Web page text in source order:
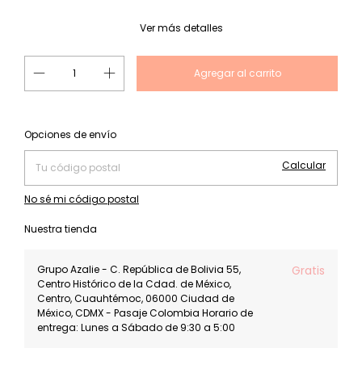
Ver más detalles
Entregas para el CP:
Opciones de envío
Calcular
No sé mi código postal
Nuestra tienda
Grupo Azalie - C. República de Bolivia 55,
Centro Histórico de la Cdad. de México,
Centro, Cuauhtémoc, 06000 Ciudad de
México, CDMX - Pasaje Colombia Horario de
entrega: Lunes a Sábado de 9:30 a 5:00
Gratis